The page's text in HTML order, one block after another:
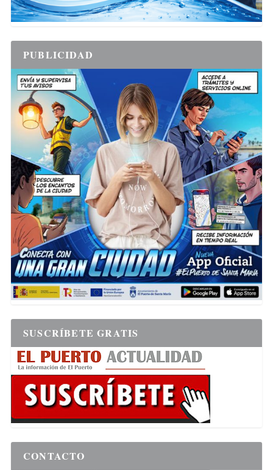
PUBLICIDAD
SUSCRÍBETE GRATIS
CONTACTO